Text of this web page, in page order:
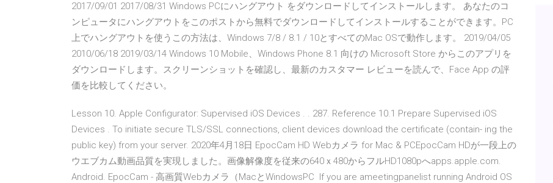
2017/09/01 2017/08/31 Windows PCにハングアウト をダウンロードしてインストールします。 あなたのコ
ンピュータにハングアウトをこのポストから無料でダウンロードしてインストールすることができます。PC
上でハングアウトを使うこの方法は、Windows 7/8 / 8.1 / 10とすべてのMac OSで動作します。 2019/04/05
2010/06/18 2019/03/14 Windows 10 Mobile、Windows Phone 8.1 向けの Microsoft Store からこのアプリを
ダウンロードします。スクリーンショットを確認し、最新のカスタマー レビューを読んで、Face App の評
価を比較してください。
Lesson 10. Apple Configurator: Supervised iOS Devices . . 287. Reference 10.1 Prepare Supervised iOS
Devices . To initiate secure TLS/SSL connections, client devices download the certificate (contain- ing the
public key) from your server. 2020年4月18日 ‎EpocCam HD Webカメラ for Mac & PC‎EpocCam HDが一段上の
ウエブカム動画品質を実現しました。画像解像度を従来の640ｘ480からフルHD1080pへapps.apple.com.
Android. EpocCam - 高画質Webカメラ（MacとWindowsPC If you are ameetingpanelist running Android OS